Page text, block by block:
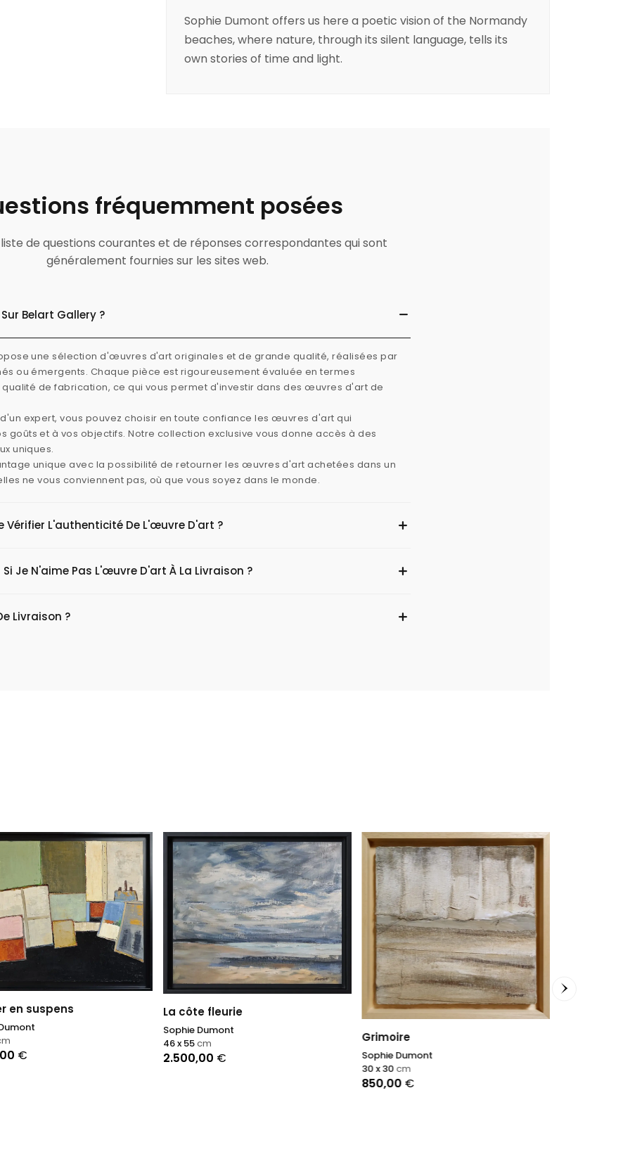
Sophie Dumont offers us here a poetic vision of the Normandy
beaches, where nature, through its silent language, tells its
own stories of time and light.
fréquemment posées
de questions courantes et de réponses correspondantes qui sont
généralement fournies sur les sites web.
Belart Gallery ?
une sélection d'œuvres d'art originales et de grande qualité, réalisées par
ou émergents. Chaque pièce est rigoureusement évaluée en termes
de fabrication, ce qui vous permet d'investir dans des œuvres d'art de
expert, vous pouvez choisir en toute confiance les œuvres d'art qui
goûts et à vos objectifs. Notre collection exclusive vous donne accès à des
uniques.
unique avec la possibilité de retourner les œuvres d'art achetées dans un
ne vous conviennent pas, où que vous soyez dans le monde.
Vérifier L'authenticité De L'œuvre D'art ?
Si Je N'aime Pas L'œuvre D'art À La Livraison ?
Livraison ?
en suspens
€
La côte fleurie
Sophie Dumont
2.500,00 €
46 x 55cm Grimoire
Sophie Dumont
850,00 €
30 x 30 cm